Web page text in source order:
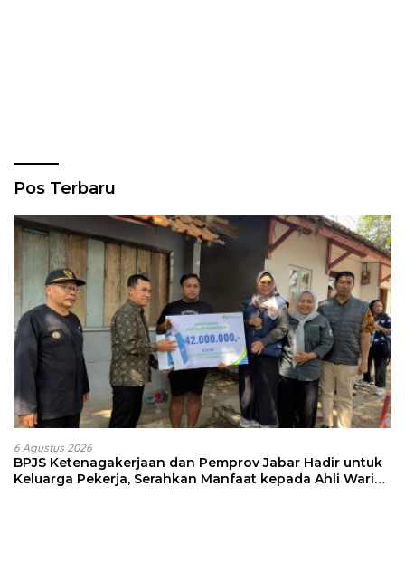
Pos Terbaru
6 Agustus 2026
BPJS Ketenagakerjaan dan Pemprov Jabar Hadir untuk
Keluarga Pekerja, Serahkan Manfaat kepada Ahli Waris